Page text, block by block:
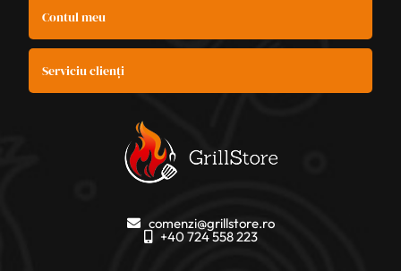
Contul meu
Serviciu clienți
comenzi@grillstore.ro
+40 724 558 223